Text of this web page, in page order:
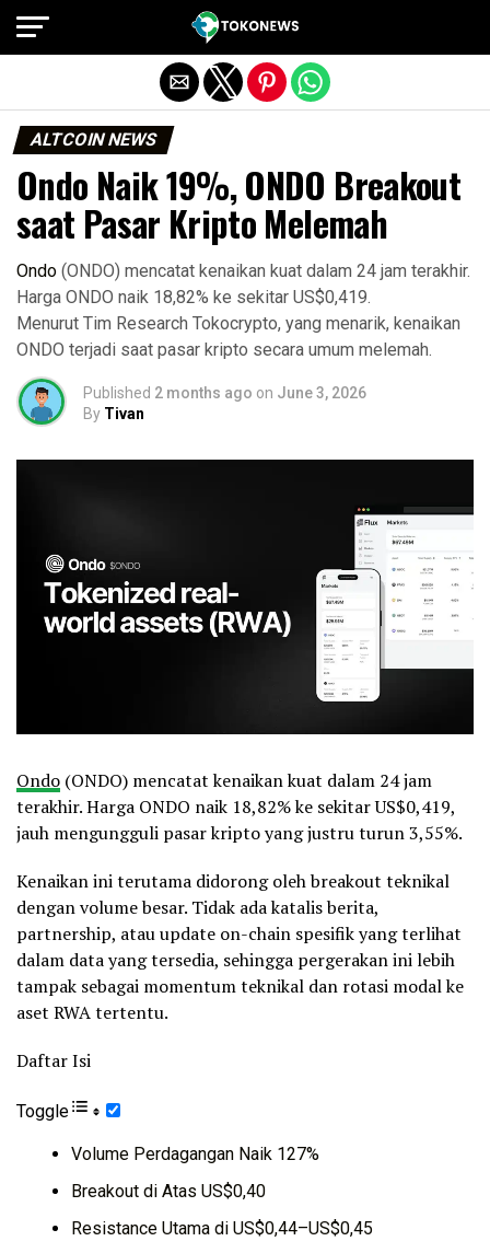
ALTCOIN NEWS
Ondo Naik 19%, ONDO Breakout
saat Pasar Kripto Melemah
Ondo (ONDO) mencatat kenaikan kuat dalam 24 jam terakhir.
Harga ONDO naik 18,82% ke sekitar US$0,419.
Menurut Tim Research Tokocrypto, yang menarik, kenaikan
ONDO terjadi saat pasar kripto secara umum melemah.
Published 2 months ago on June 3, 2026
By Tivan
Ondo (ONDO) mencatat kenaikan kuat dalam 24 jam
terakhir. Harga ONDO naik 18,82% ke sekitar US$0,419,
jauh mengungguli pasar kripto yang justru turun 3,55%.
Kenaikan ini terutama didorong oleh breakout teknikal
dengan volume besar. Tidak ada katalis berita,
partnership, atau update on-chain spesifik yang terlihat
dalam data yang tersedia, sehingga pergerakan ini lebih
tampak sebagai momentum teknikal dan rotasi modal ke
aset RWA tertentu.
Daftar Isi
Toggle
Volume Perdagangan Naik 127%
Breakout di Atas US$0,40
Resistance Utama di US$0,44–US$0,45
Exit mobile version